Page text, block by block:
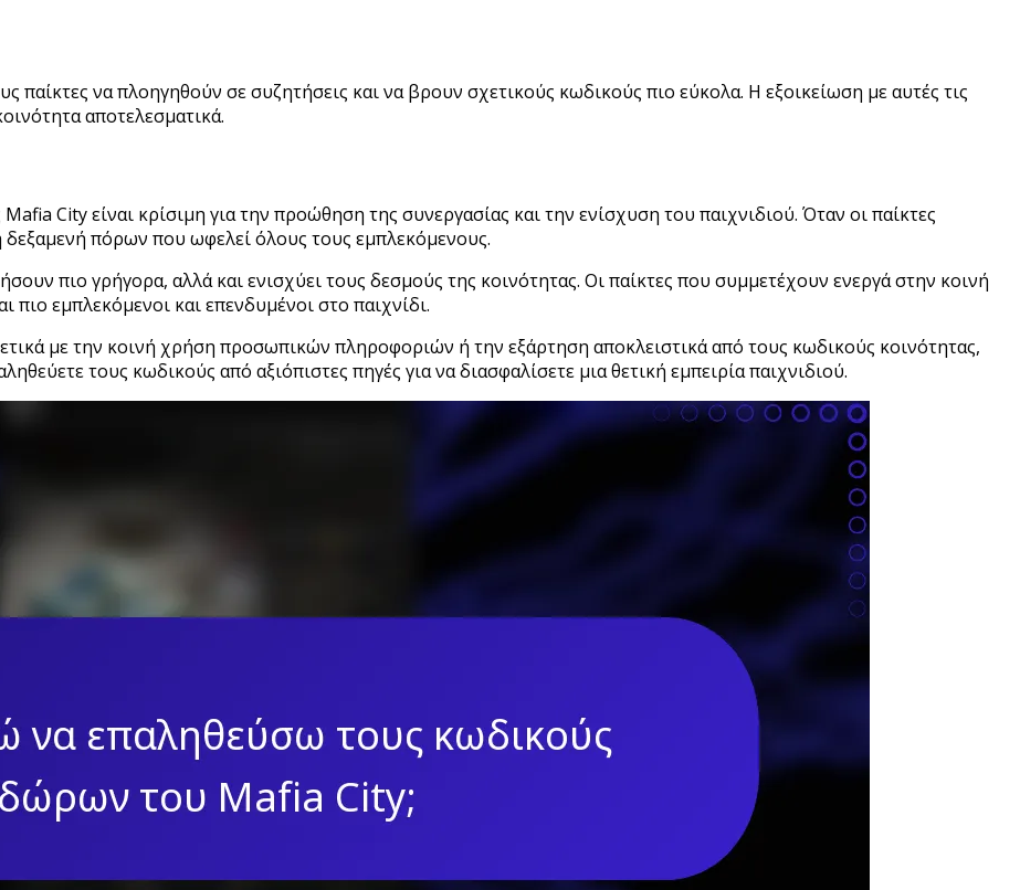
να πλοηγηθούν σε συζητήσεις και να βρουν σχετικούς κωδικούς πιο εύκολα. Η εξοικείωση με αυτές τις
αποτελεσματικά.
City είναι κρίσιμη για την προώθηση της συνεργασίας και την ενίσχυση του παιχνιδιού. Όταν οι παίκτες
πόρων που ωφελεί όλους τους εμπλεκόμενους.
πιο γρήγορα, αλλά και ενισχύει τους δεσμούς της κοινότητας. Οι παίκτες που συμμετέχουν ενεργά στην κοινή
εμπλεκόμενοι και επενδυμένοι στο παιχνίδι.
με την κοινή χρήση προσωπικών πληροφοριών ή την εξάρτηση αποκλειστικά από τους κωδικούς κοινότητας,
τους κωδικούς από αξιόπιστες πηγές για να διασφαλίσετε μια θετική εμπειρία παιχνιδιού.